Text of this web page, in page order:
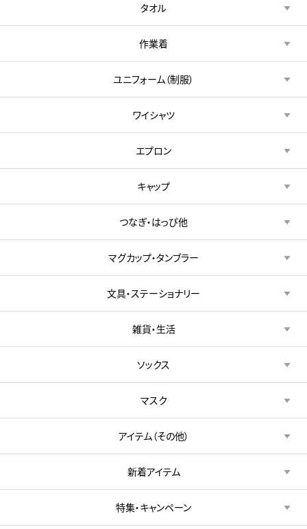
タオル
作業着
ユニフォーム（制服）
ワイシャツ
エプロン
キャップ
つなぎ・はっぴ他
マグカップ・タンブラー
文具・ステーショナリー
雑貨・生活
ソックス
マスク
アイテム（その他）
新着アイテム
特集・キャンペーン